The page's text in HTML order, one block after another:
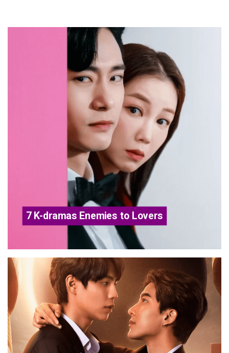
7 K-dramas Enemies to Lovers